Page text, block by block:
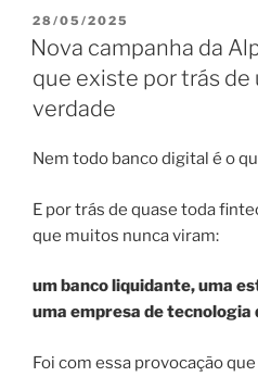
PUBLICADO
EM
28/05/2025
Nova campanha da
que existe por trás
verdade
Nem todo banco digital é o
E por trás de quase toda
que muitos nunca viram:
um banco liquidante, uma
uma empresa de tecnologia
Foi com essa provocação